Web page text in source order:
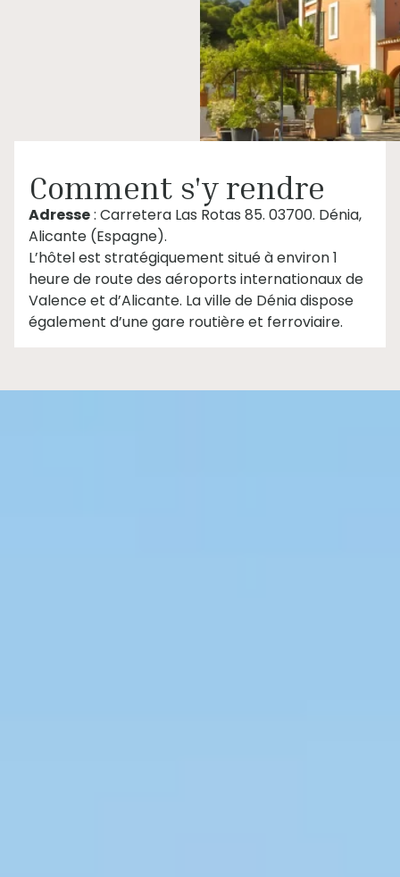
Comment s'y rendre
Adresse: Carretera Las Rotas 85. 03700. Dénia,
Alicante (Espagne).
L’hôtel est stratégiquement situé à environ 1
heure de route des aéroports internationaux de
Valence et d’Alicante. La ville de Dénia dispose
également d’une gare routière et ferroviaire.